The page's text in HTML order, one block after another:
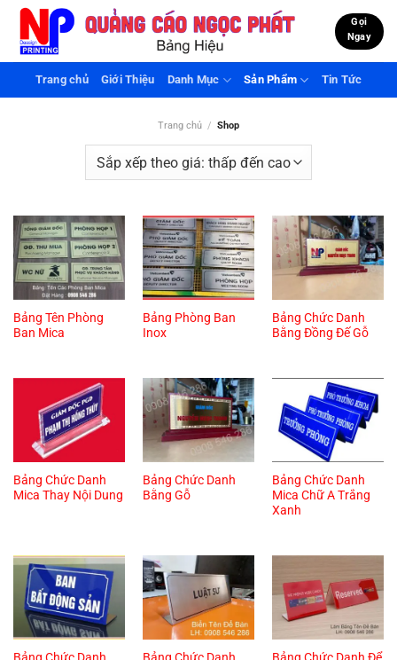
Gọi
Ngay
Trang chủ Giới Thiệu Danh Mục Sản Phẩm Tin Tức
Trang chủ / Shop
Bảng Tên Phòng
Ban Mica
Bảng Phòng Ban
Inox
Bảng Chức Danh
Bằng Đồng Đế Gỗ
Bảng Chức Danh
Mica Thay Nội Dung
Bảng Chức Danh
Bằng Gỗ
Bảng Chức Danh
Mica Chữ A Trắng
Xanh